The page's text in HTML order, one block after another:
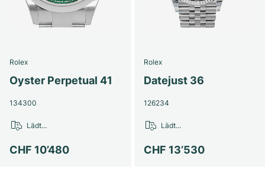
Rolex
Oyster Perpetual 41
134300
CHF 10’480
Lädt...
Rolex
Datejust 36
126234
CHF 13’530
Lädt...